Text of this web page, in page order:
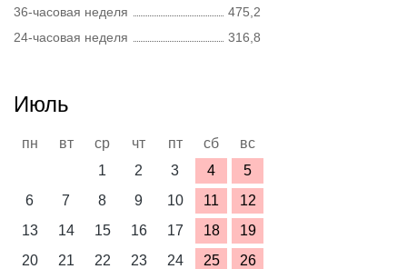
36-часовая неделя
475,2
24-часовая неделя
316,8
Июль
пн вт ср чт пт сб
вс
1
2 3 4
5
6
7 8 9 10 11
12
13
14 15 16 17 18
19
20
21 22 23 24 25
26